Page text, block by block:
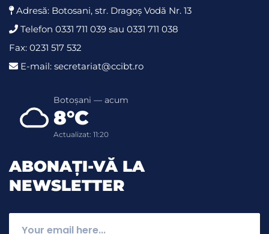
Adresă: Botosani, str. Dragoş Vodă Nr. 13
Telefon 0331 711 039 sau 0331 711 038
Fax: 0231 517 532
E-mail: secretariat@ccibt.ro
Botoșani — acum
8°C
Actualizat: 11:20
ABONAȚI-VĂ LA
NEWSLETTER